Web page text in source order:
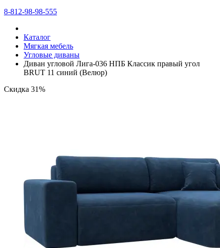
8-812-98-98-555
Каталог
Мягкая мебель
Угловые диваны
Диван угловой Лига-036 НПБ Классик правый угол
BRUT 11 синий (Велюр)
Скидка 31%